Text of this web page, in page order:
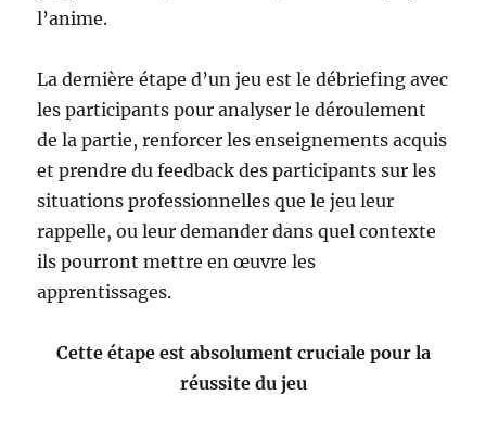
l’anime.
La dernière étape d’un jeu est le débriefing avec
les participants pour analyser le déroulement
de la partie, renforcer les enseignements acquis
et prendre du feedback des participants sur les
situations professionnelles que le jeu leur
rappelle, ou leur demander dans quel contexte
ils pourront mettre en œuvre les
apprentissages.
Cette étape est absolument cruciale pour la
réussite du jeu